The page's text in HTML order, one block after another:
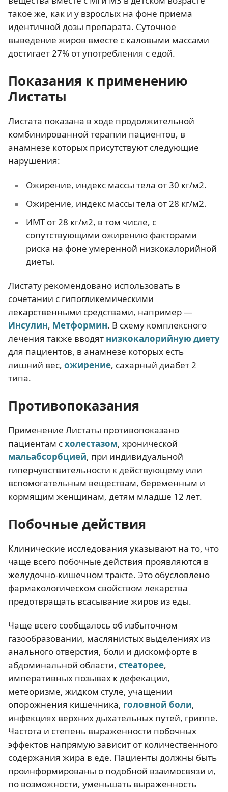
такое же, как и у взрослых на фоне приема
идентичной дозы препарата. Суточное
выведение жиров вместе с каловыми массами
достигает 27% от употребления с едой.
Показания к применению
Листаты
Листата показана в ходе продолжительной
комбинированной терапии пациентов, в
анамнезе которых присутствуют следующие
нарушения:
Ожирение, индекс массы тела от 30 кг/м2.
Ожирение, индекс массы тела от 28 кг/м2.
ИМТ от 28 кг/м2, в том числе, с
сопутствующими ожирению факторами
риска на фоне умеренной низкокалорийной
диеты.
Листату рекомендовано использовать в
сочетании с гипогликемическими
лекарственными средствами, например —
Инсулин, Метформин. В схему комплексного
лечения также вводят низкокалорийную диету
для пациентов, в анамнезе которых есть
лишний вес, ожирение, сахарный диабет 2
типа.
Противопоказания
Применение Листаты противопоказано
пациентам схолестазом, хронической
мальабсорбцией, при индивидуальной
гиперчувствительности к действующему или
вспомогательным веществам, беременным и
кормящим женщинам, детям младше 12 лет.
Побочные действия
Клинические исследования указывают на то, что
чаще всего побочные действия проявляются в
желудочно-кишечном тракте. Это обусловлено
фармакологическом свойством лекарства
предотвращать всасывание жиров из еды.
Чаще всего сообщалось об избыточном
газообразовании, маслянистых выделениях из
анального отверстия, боли и дискомфорте в
абдоминальной области, стеаторее,
императивных позывах к дефекации,
метеоризме, жидком стуле, учащении
опорожнения кишечника, головной боли,
инфекциях верхних дыхательных путей, гриппе.
Частота и степень выраженности побочных
эффектов напрямую зависит от количественного
содержания жира в еде. Пациенты должны быть
проинформированы о подобной взаимосвязи и,
по возможности, уменьшать выраженность